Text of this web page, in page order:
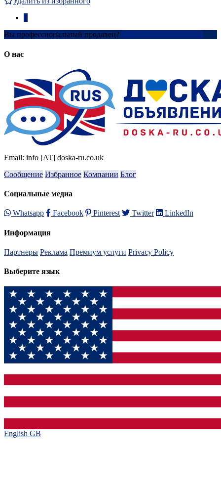
Вы профессиональный продавец?
О нас
Email: info [AT] doska-ru.co.uk
Сообщение Избранное Компании Блог
Социальные медиа
Whatsapp Facebook Pinterest Twitter LinkedIn
Информация
Партнеры Реклама Премиум услуги Privacy Policy
Выберите язык
English GB‎